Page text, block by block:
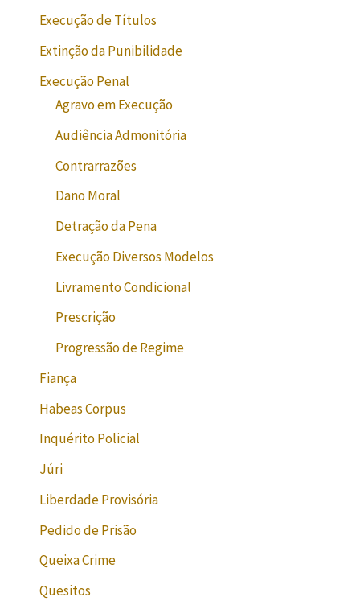
Execução de Títulos
Extinção da Punibilidade
Execução Penal
Agravo em Execução
Audiência Admonitória
Contrarrazões
Dano Moral
Detração da Pena
Execução Diversos Modelos
Livramento Condicional
Prescrição
Progressão de Regime
Fiança
Habeas Corpus
Inquérito Policial
Júri
Liberdade Provisória
Pedido de Prisão
Queixa Crime
Quesitos